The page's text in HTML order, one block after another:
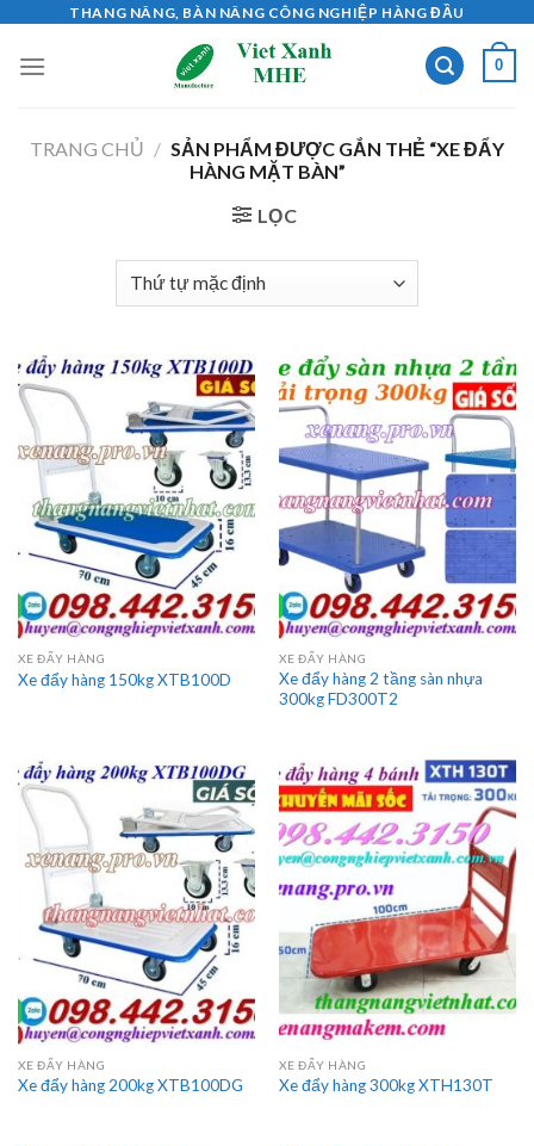
content
THANG NÂNG, BÀN NÂNG CÔNG NGHIỆP HÀNG ĐẦU
0
TRANG CHỦ / SẢN PHẨM ĐƯỢC GẮN THẺ “XE ĐẨY
HÀNG MẶT BÀN”
LỌC
XE ĐẨY HÀNG
Xe đẩy hàng 150kg XTB100D
XE ĐẨY HÀNG
Xe đẩy hàng 2 tầng sàn nhựa
300kg FD300T2
XE ĐẨY HÀNG
Xe đẩy hàng 200kg XTB100DG
XE ĐẨY HÀNG
Xe đẩy hàng 300kg XTH130T